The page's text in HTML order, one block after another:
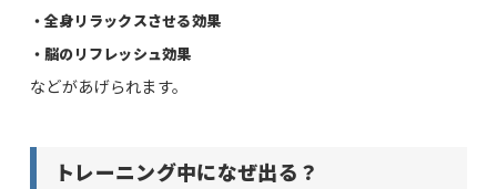
・全身リラックスさせる効果
・脳のリフレッシュ効果
などがあげられます。
トレーニング中になぜ出る？